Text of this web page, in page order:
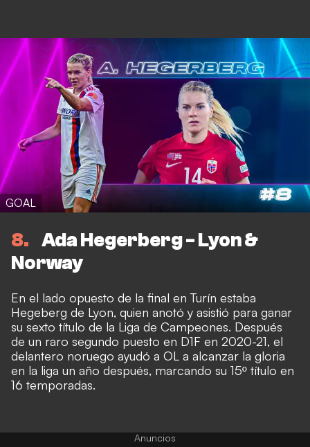
GOAL
8
Ada Hegerberg - Lyon &
Norway
En el lado opuesto de la final en Turín estaba
Hegeberg de Lyon, quien anotó y asistió para ganar
su sexto título de la Liga de Campeones. Después
de un raro segundo puesto en D1F en 2020-21, el
delantero noruego ayudó a OL a alcanzar la gloria
en la liga un año después, marcando su 15º título en
16 temporadas.